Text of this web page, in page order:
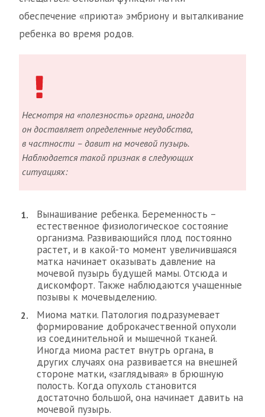
обеспечение «приюта» эмбриону и выталкивание
ребенка во время родов.
Несмотря на «полезность» органа, иногда
он доставляет определенные неудобства,
в частности – давит на мочевой пузырь.
Наблюдается такой признак в следующих
ситуациях:
Вынашивание ребенка. Беременность –
естественное физиологическое состояние
организма. Развивающийся плод постоянно
растет, и в какой-то момент увеличившаяся
матка начинает оказывать давление на
мочевой пузырь будущей мамы. Отсюда и
дискомфорт. Также наблюдаются учащенные
позывы к мочевыделению.
Миома матки. Патология подразумевает
формирование доброкачественной опухоли
из соединительной и мышечной тканей.
Иногда миома растет внутрь органа, в
других случаях она развивается на внешней
стороне матки, «заглядывая» в брюшную
полость. Когда опухоль становится
достаточно большой, она начинает давить на
мочевой пузырь.